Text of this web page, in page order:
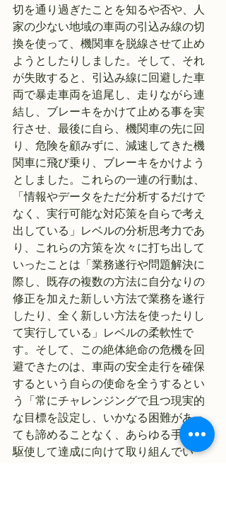
切を通り過ぎたことを知るや否や、人
家の少ない地域の車両の引込み線の切
換を使って、機関車を脱線させて止め
ようとしたりしました。そして、それ
が失敗すると、引込み線に回避した車
両で暴走車両を追尾し、走りながら連
結し、ブレーキをかけて止める事を実
行させ、最後に自ら、機関車の先に回
り、危険を顧みずに、減速してきた機
関車に飛び乗り、ブレーキをかけよう
としました。これらの一連の行動は、
「情報やデータをただ分析するだけで
なく、実行可能な対応策を自らで考え
出している」レベルの分析思考力であ
り、これらの方策を次々に打ち出して
いったことは「業務遂行や問題解決に
際し、既存の複数の方法に自分なりの
修正を加えた新しい方法で業務を遂行
したり、全く新しい方法を使ったりし
て実行している」レベルの柔軟性で
す。そして、この絶体絶命の危機を回
避できたのは、車両の安全走行を確保
するという自らの使命を全うするとい
う「常にチャレンジングで且つ現実的
な目標を設定し、いかなる困難があっ
ても諦めることなく、あらゆる手段を
駆使して達成に向けて取り組んでい